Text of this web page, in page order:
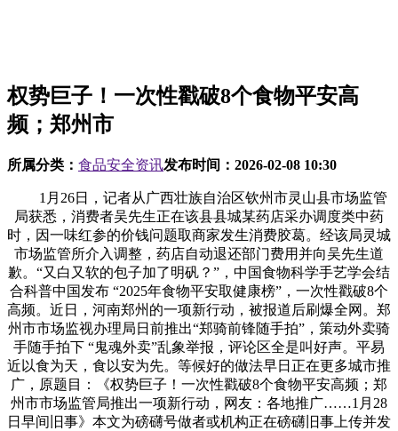
权势巨子！一次性戳破8个食物平安高
频；郑州市
所属分类： 食品安全资讯发布时间： 2026-02-08 10:30
1月26日，记者从广西壮族自治区钦州市灵山县市场监管
局获悉，消费者吴先生正在该县县城某药店采办调度类中药
时，因一味红参的价钱问题取商家发生消费胶葛。经该局灵城
市场监管所介入调整，药店自动退还部门费用并向吴先生道
歉。“又白又软的包子加了明矾？”，中国食物科学手艺学会结
合科普中国发布 “2025年食物平安取健康榜”，一次性戳破8个
高频。近日，河南郑州的一项新行动，被报道后刷爆全网。郑
州市市场监视办理局日前推出“郑骑前锋随手拍”，策动外卖骑
手随手拍下 “鬼魂外卖”乱象举报，评论区全是叫好声。平易
近以食为天，食以安为先。等候好的做法早日正在更多城市推
广，原题目：《权势巨子！一次性戳破8个食物平安高频；郑
州市市场监管局推出一项新行动，网友：各地推广……1月28
日早间旧事》本文为磅礴号做者或机构正在磅礴旧事上传并发